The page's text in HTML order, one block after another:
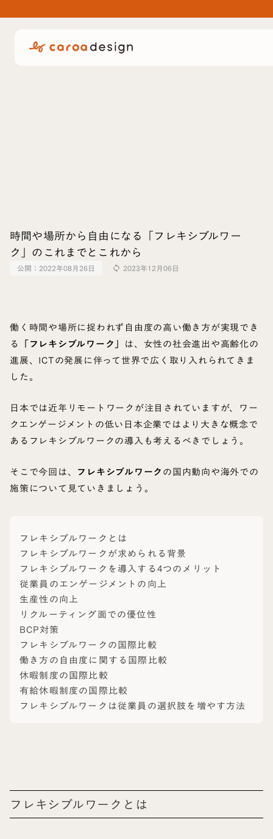
時間や場所から自由になる「フレキシブルワー
ク」のこれまでとこれから
公開： 2022年08月26日 sync 2023年12月06日
働く時間や場所に捉われず自由度の高い働き方が実現でき
る 「フレキシブルワーク」 は、女性の社会進出や高齢化の
進展、ICTの発展に伴って世界で広く取り入れられてきま
した。
日本では近年リモートワークが注目されていますが、ワー
クエンゲージメントの低い日本企業ではより大きな概念で
あるフレキシブルワークの導入も考えるべきでしょう。
そこで今回は、 フレキシブルワークの国内動向や海外での
施策について見ていきましょう。
フレキシブルワークとは
フレキシブルワークが求められる背景
フレキシブルワークを導入する4つのメリット
従業員のエンゲージメントの向上
生産性の向上
リクルーティング面での優位性
BCP対策
フレキシブルワークの国際比較
働き方の自由度に関する国際比較
休暇制度の国際比較
有給休暇制度の国際比較
フレキシブルワークは従業員の選択肢を増やす方法
フレキシブルワークとは